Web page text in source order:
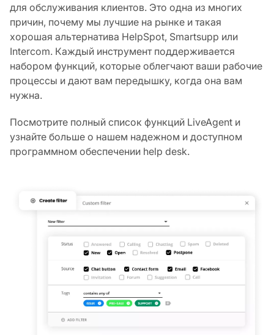
для обслуживания клиентов. Это одна из многих
причин, почему мы лучшие на рынке и такая
хорошая альтернатива HelpSpot, Smartsupp или
Intercom. Каждый инструмент поддерживается
набором функций, которые облегчают ваши рабочие
процессы и дают вам передышку, когда она вам
нужна.
Посмотрите полный список функций LiveAgent и
узнайте больше о нашем надежном и доступном
программном обеспечении help desk.